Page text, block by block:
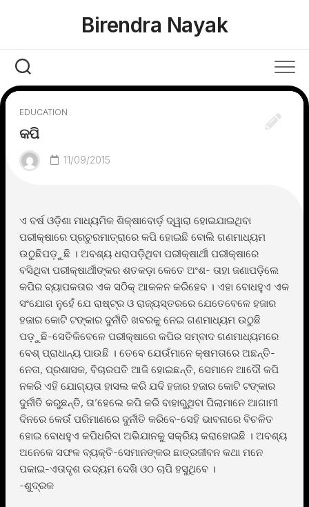
Birendra Nayak
EDUCATION
କପି
11/09/2015
ଏ ବର୍ଷ ଓଡ଼ିଶା ମାଧ୍ୟମିକ ଶିକ୍ଷାବୋର୍ଡ଼ ଦ୍ୱାରା ହୋଇଯାଇଥିବା
ପରୀକ୍ଷାରେ ପ୍ରଚୁରମାତ୍ରାରେ କପି ହୋଇଛି ବୋଲି ଗଣମାଧ୍ୟମ
ଉଠୁଛିପଡ଼ୁଛି । ଅବଶ୍ୟ ଧରାପଡ଼ିଥିବା ପରୀକ୍ଷାର୍ଥୀ ପରୀକ୍ଷାରେ
ବସିଥିବା ପରୀକ୍ଷାର୍ଥୀଙ୍କର ଶତକଡ଼ା କେତେ ଅଂଶ- ତାହା ଜଣାପଡ଼ିଲେ
କପିର ବ୍ୟାପକତାର ଏକ ସଠିକ୍ ଆକଳନ କରିହେବ । ଏହା ବୋଧହୁଏ ଏକ
ସଂଯୋଗ ନୁହେଁ ଯେ ରାଷ୍ଟ୍ର ଓ ରାଜ୍ୟସ୍ତରରେ ଯେତେବେଳେ ହଜାର
ହଜାର କୋଟି ଟଙ୍କାର ଦୁର୍ନୀତି ଖବରକୁ ନେଇ ଗଣମାଧ୍ୟମ ଉଠୁଛି
ପଡ଼ୁଛି-ସେତିକିବେଳେ ପରୀକ୍ଷାରେ କପିର ସମ୍ବାଦ ଗଣମାଧ୍ୟମରେ
ବେଶ୍ ପ୍ରାଧାନ୍ୟ ପାଉଛି । ତେବେ ଯେଉଁମାନେ କ୍ଷମତାରେ ଅଛନ୍ତି-
ନେତା, ପ୍ରଶାସକ, ବିଚାରପତି ଆଜି ହୋଇଛନ୍ତି, ସେମାନେ ଆଦୌ କପି
ନକରି ଏହି ଯୋଗ୍ୟତା ହାସଲ କରି ଯଦି ହଜାର ହଜାର କୋଟି ଟଙ୍କାର
ଦୁର୍ନୀତି କରୁଛନ୍ତି, ତା’ହେଲେ କପି କରି ବାହାରୁଥିବା ପିଲାମାନେ ଆଗାମୀ
ଦିନରେ କେଉଁ ପରିମାଣରେ ଦୁର୍ନୀତି କରିବେ-ସେହି ଭାବନାରେ ବିଚଳିତ
ହୋଇ ବୋଧହୁଏ କପିଧରିବା ଅଭିଯାନକୁ ସକ୍ରିୟ କରାହୋଇଛି । ଅବଶ୍ୟ
ଅନେକେ ସଫଳ ବ୍ୟକ୍ତି-ସେମାନଙ୍କର ଛାତ୍ରଜୀବନ କଥା ମନେ
ପକାଇ-ଏତାଦୃଶ ଉଦ୍ୟମ ଦେଖି ଓଠ ଚାପି ହସୁଥିବେ ।
-ଶୁଦ୍ରକ